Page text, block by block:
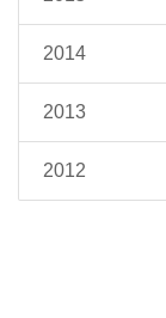
2014
2013
2012